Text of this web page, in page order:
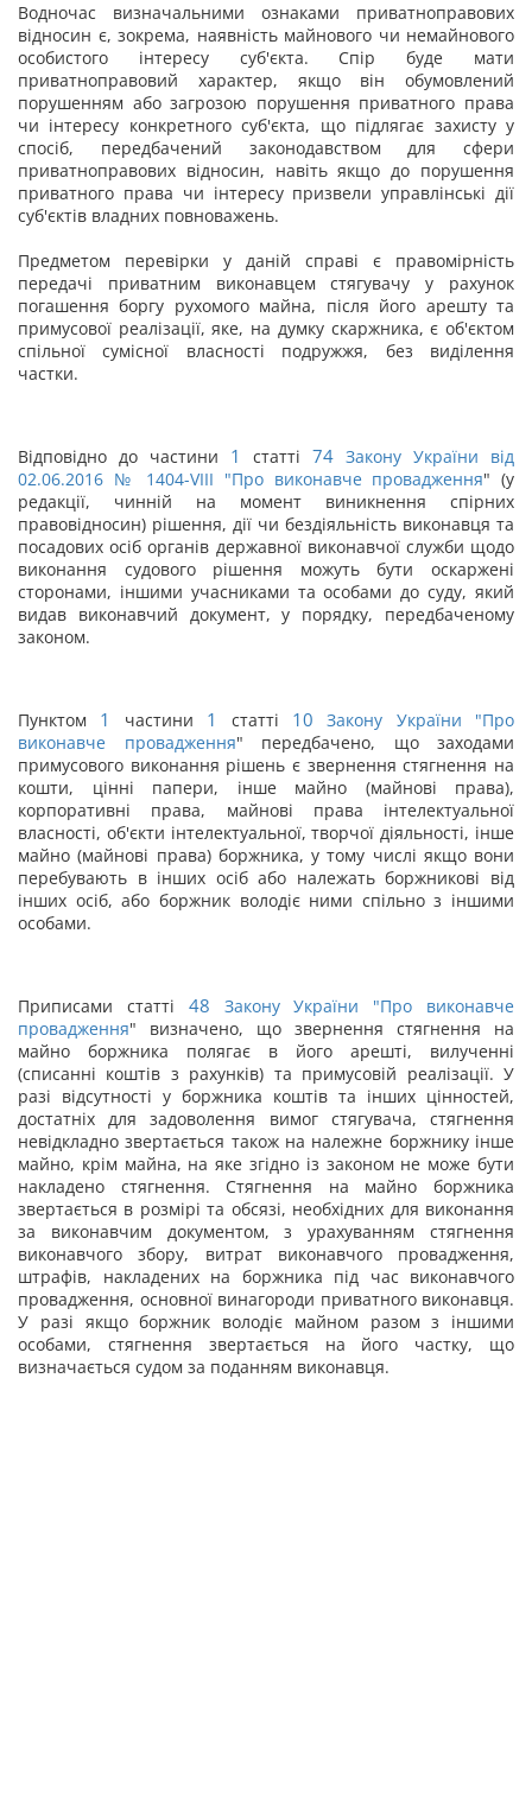
Водночас визначальними ознаками приватноправових
відносин є, зокрема, наявність майнового чи немайнового
особистого інтересу суб'єкта. Спір буде мати
приватноправовий характер, якщо він обумовлений
порушенням або загрозою порушення приватного права
чи інтересу конкретного суб'єкта, що підлягає захисту у
спосіб, передбачений законодавством для сфери
приватноправових відносин, навіть якщо до порушення
приватного права чи інтересу призвели управлінські дії
суб'єктів владних повноважень.
Предметом перевірки у даній справі є правомірність
передачі приватним виконавцем стягувачу у рахунок
погашення боргу рухомого майна, після його арешту та
примусової реалізації, яке, на думку скаржника, є об'єктом
спільної сумісної власності подружжя, без виділення
частки.
Відповідно до частини 1 статті 74 Закону України від
02.06.2016 № 1404-VIII "Про виконавче провадження" (у
редакції, чинній на момент виникнення спірних
правовідносин) рішення, дії чи бездіяльність виконавця та
посадових осіб органів державної виконавчої служби щодо
виконання судового рішення можуть бути оскаржені
сторонами, іншими учасниками та особами до суду, який
видав виконавчий документ, у порядку, передбаченому
законом.
Пунктом 1 частини 1 статті 10 Закону України "Про
виконавче провадження" передбачено, що заходами
примусового виконання рішень є звернення стягнення на
кошти, цінні папери, інше майно (майнові права),
корпоративні права, майнові права інтелектуальної
власності, об'єкти інтелектуальної, творчої діяльності, інше
майно (майнові права) боржника, у тому числі якщо вони
перебувають в інших осіб або належать боржникові від
інших осіб, або боржник володіє ними спільно з іншими
особами.
Приписами статті 48 Закону України "Про виконавче
провадження" визначено, що звернення стягнення на
майно боржника полягає в його арешті, вилученні
(списанні коштів з рахунків) та примусовій реалізації. У
разі відсутності у боржника коштів та інших цінностей,
достатніх для задоволення вимог стягувача, стягнення
невідкладно звертається також на належне боржнику інше
майно, крім майна, на яке згідно із законом не може бути
накладено стягнення. Стягнення на майно боржника
звертається в розмірі та обсязі, необхідних для виконання
за виконавчим документом, з урахуванням стягнення
виконавчого збору, витрат виконавчого провадження,
штрафів, накладених на боржника під час виконавчого
провадження, основної винагороди приватного виконавця.
У разі якщо боржник володіє майном разом з іншими
особами, стягнення звертається на його частку, що
визначається судом за поданням виконавця.